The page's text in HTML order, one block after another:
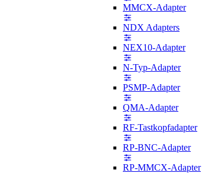
MMCX-Adapter
NDX Adapters
NEX10-Adapter
N-Typ-Adapter
PSMP-Adapter
QMA-Adapter
RF-Tastkopfadapter
RP-BNC-Adapter
RP-MMCX-Adapter